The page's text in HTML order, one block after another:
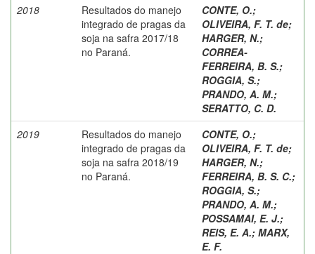
2018
Resultados do manejo
integrado de pragas da
soja na safra 2017/18
no Paraná.
CONTE, O.;
OLIVEIRA, F. T. de;
HARGER, N.;
CORREA-
FERREIRA, B. S.;
ROGGIA, S.;
PRANDO, A. M.;
SERATTO, C. D.
2019
Resultados do manejo
integrado de pragas da
soja na safra 2018/19
no Paraná.
CONTE, O.;
OLIVEIRA, F. T. de;
HARGER, N.;
FERREIRA, B. S. C.;
ROGGIA, S.;
PRANDO, A. M.;
POSSAMAI, E. J.;
REIS, E. A.; MARX,
E. F.